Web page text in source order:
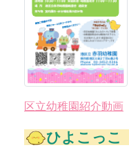
区立幼稚園紹介動画
ひよこっこ